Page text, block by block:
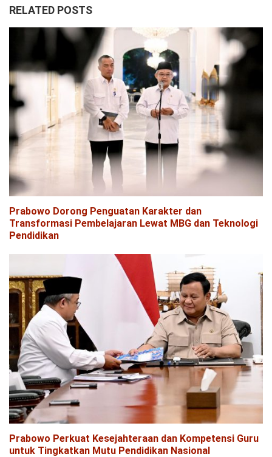
RELATED POSTS
Prabowo Dorong Penguatan Karakter dan
Transformasi Pembelajaran Lewat MBG dan Teknologi
Pendidikan
Prabowo Perkuat Kesejahteraan dan Kompetensi Guru
untuk Tingkatkan Mutu Pendidikan Nasional